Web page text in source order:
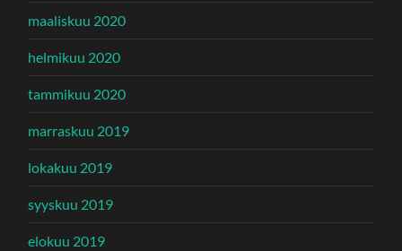
maaliskuu 2020
helmikuu 2020
tammikuu 2020
marraskuu 2019
lokakuu 2019
syyskuu 2019
elokuu 2019